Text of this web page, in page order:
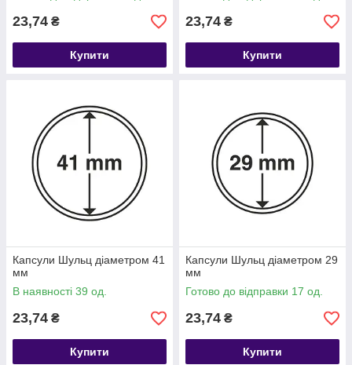
23,74 ₴
Купити
23,74 ₴
Купити
Капсули Шульц діаметром 41
мм
В наявності 39 од.
23,74 ₴
Купити
Капсули Шульц діаметром 29
мм
Готово до відправки 17 од.
23,74 ₴
Купити